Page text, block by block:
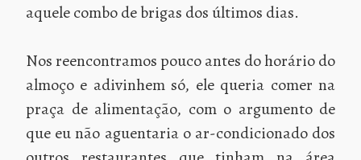
aquele combo de brigas dos últimos dias.
Nos reencontramos pouco antes do horário do
almoço e adivinhem só, ele queria comer na
praça de alimentação, com o argumento de
que eu não aguentaria o ar-condicionado dos